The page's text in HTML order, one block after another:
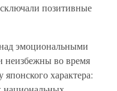
позитивные
эмоциональными
неизбежны во время
характера: